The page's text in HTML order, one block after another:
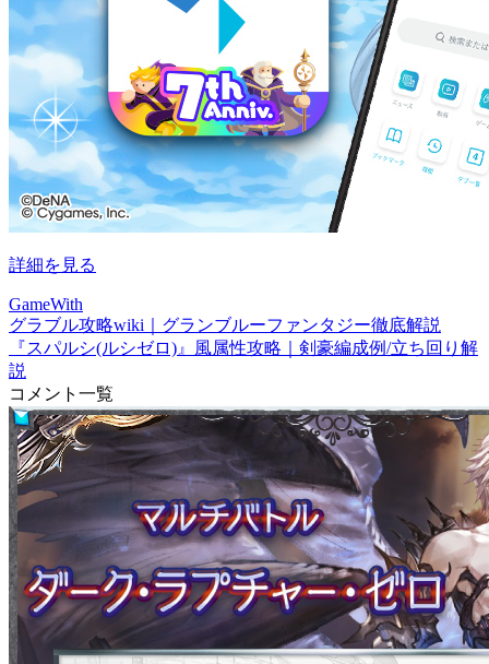
詳細を見る
GameWith
グラブル攻略wiki｜グランブルーファンタジー徹底解説
『スパルシ(ルシゼロ)』風属性攻略｜剣豪編成例/立ち回り解
説
コメント一覧